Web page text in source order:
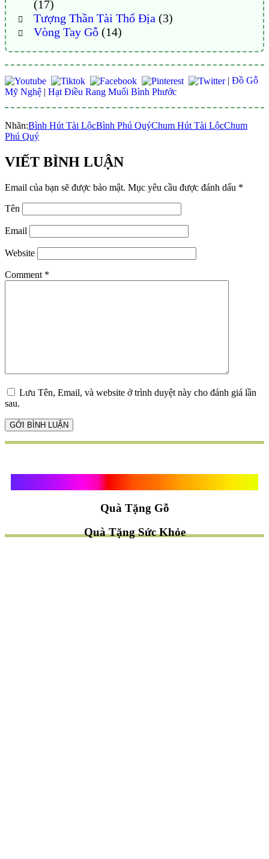
(17)
Tượng Thần Tài Thổ Địa (3)
Vòng Tay Gỗ(14)
| Đồ Gỗ
Mỹ Nghệ | Hạt Điều Rang Muối Bình Phước
Nhãn:Bình Hút Tài LộcBình Phú QuýChum Hút Tài LộcChum
Phú Quý
VIẾT BÌNH LUẬN
Email của bạn sẽ được bảo mật. Mục yêu cầu được đánh dấu *
Tên
Email
Website
Comment *
Lưu Tên, Email, và website ở trình duyệt này cho đánh giá lần
sau.
Quà Tặng Gỗ
Quà Tặng Sức Khỏe